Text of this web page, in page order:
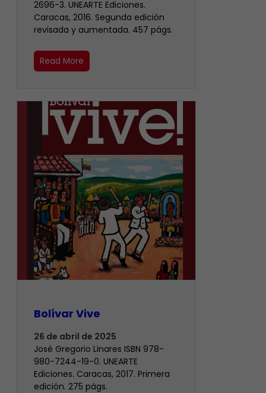
2696-3. UNEARTE Ediciones.
Caracas, 2016. Segunda edición
revisada y aumentada. 457 págs.
Read More
Bolívar Vive
26 de abril de 2025
José Gregorio Linares ISBN 978-
980-7244-19-0. UNEARTE
Ediciones. Caracas, 2017. Primera
edición. 275 págs.